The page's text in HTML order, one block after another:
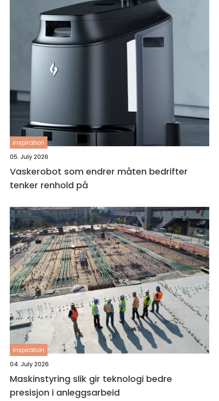
inspiration
05. July 2026
Vaskerobot som endrer måten bedrifter
tenker renhold på
inspiration
04. July 2026
Maskinstyring slik gir teknologi bedre
presisjon i anleggsarbeid